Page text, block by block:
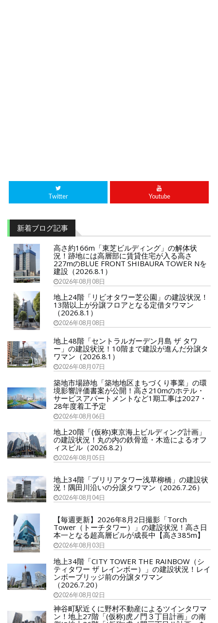
Twitter Youtube
新着ブログ記事
高さ約166m「東芝ビルディング」の解体状
況！跡地には高層部に賃貸住宅が入る高さ
227mのBLUE FRONT SHIBAURA TOWER Nを
建設（2026.8.1）
2026年08月08日
地上24階「リビオタワー芝公園」の建設状況！
13階以上が分譲フロアとなる定借タワマン
（2026.8.1）
2026年08月08日
地上48階「セントラルガーデン月島 ザ タワ
ー」の建設状況！10階まで建設が進んだ分譲タ
ワマン（2026.8.1）
2026年08月07日
築地市場跡地「築地地区まちづくり事業」の環
境影響評価書案が公開！高さ210mのホテル・
サービスアパートメントなど1期工事は2027・
28年度着工予定
2026年08月06日
地上20階「(仮称)東京海上ビルディング計画」
の建設状況！丸の内の鉄骨造・木造によるオフ
ィスビル（2026.8.2）
2026年08月05日
地上34階「ブリリアタワー浅草柳橋」の建設状
況！隅田川沿いの分譲タワマン（2026.7.26）
2026年08月04日
【毎週更新】2026年8月2日撮影「Torch
Tower（トーチタワー）」の建設状況！高さ日
本一となる超高層ビルが成長中【高さ385m】
2026年08月03日
地上34階「CITY TOWER THE RAINBOW（シ
ティタワー ザ レインボー）」の建設状況！レイ
ンボーブリッジ前の分譲タワマン
（2026.7.20）
2026年08月02日
神谷町駅近くに野村不動産によるツインタワマ
ン！地上27階「(仮称)虎ノ門３丁目計画」の南